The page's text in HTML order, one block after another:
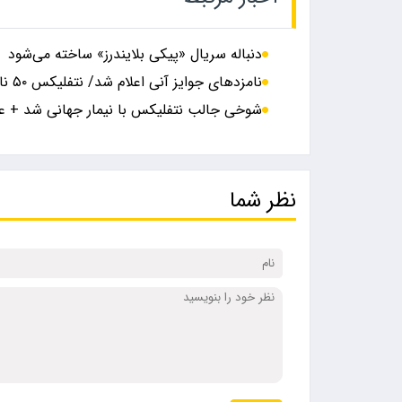
دنباله سریال «پیکی بلایندرز» ساخته می‌شود
نامزدهای جوایز آنی اعلام شد/ نتفلیکس ۵۰ نامزدی کسب کرد
شوخی جالب نتفلیکس با نیمار جهانی شد
نظر شما